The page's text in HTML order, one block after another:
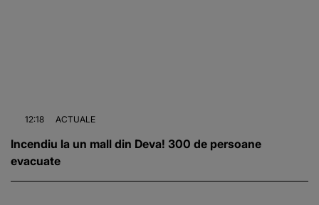
12:18 ACTUALE
Incendiu la un mall din Deva! 300 de persoane
evacuate